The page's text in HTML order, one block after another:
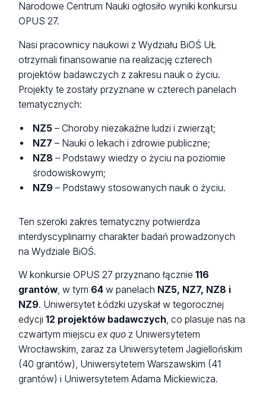
Narodowe Centrum Nauki ogłosiło wyniki konkursu
OPUS 27.
Nasi pracownicy naukowi z Wydziału BiOŚ UŁ
otrzymali finansowanie na realizację czterech
projektów badawczych z zakresu nauk o życiu.
Projekty te zostały przyznane w czterech panelach
tematycznych:
NZ5 – Choroby niezakaźne ludzi i zwierząt;
NZ7 – Nauki o lekach i zdrowie publiczne;
NZ8– Podstawy wiedzy o życiu na poziomie
środowiskowym;
NZ9 – Podstawy stosowanych nauk o życiu.
Ten szeroki zakres tematyczny potwierdza
interdyscyplinarny charakter badań prowadzonych
na Wydziale BiOŚ.
W konkursie OPUS 27 przyznano łącznie116
grantów, w tym 64w panelach NZ5, NZ7, NZ8 i
NZ9. Uniwersytet Łódzki uzyskał w tegorocznej
edycji12 projektów badawczych, co plasuje nas na
czwartym miejscu ex quo z Uniwersytetem
Wrocławskim, zaraz za Uniwersytetem Jagiellońskim
(40 grantów), Uniwersytetem Warszawskim (41
grantów) i Uniwersytetem Adama Mickiewicza.